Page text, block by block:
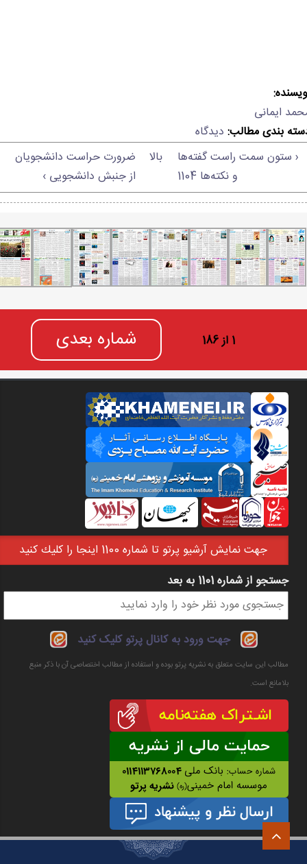
ایمانی
بندی مطالب: دیدگاه
‹ ستون سمت راست گفته‌ها
و نکته‌ها 1104
بالا
ضرورت حراست دانشجویان
از جنبش دانشجویی ›
1 از 186 شماره بعدی
جهت نمايش آرشيو پرتو تا شماره 1100 اينجا را كليك كنيد
فرم جستجو
جستجو از شماره 1101 به بعد
جهت ورود به کانال پرتو کلیک کنید
مطالب این سایت متعلق به نشریه پرتو بوده و استفاده از مطالب اختصاصی آن با ذکر منبع
بلامانع است.